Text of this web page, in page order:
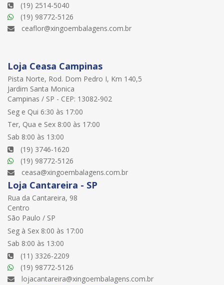
(19) 2514-5040
(19) 98772-5126
ceaflor@xingoembalagens.com.br
Loja Ceasa Campinas
Pista Norte, Rod. Dom Pedro I, Km 140,5
Jardim Santa Monica
Campinas / SP - CEP: 13082-902
Seg e Qui 6:30 às 17:00
Ter, Qua e Sex 8:00 às 17:00
Sab 8:00 às 13:00
(19) 3746-1620
(19) 98772-5126
ceasa@xingoembalagens.com.br
Loja Cantareira - SP
Rua da Cantareira, 98
Centro
São Paulo / SP
Seg à Sex 8:00 às 17:00
Sab 8:00 às 13:00
(11) 3326-2209
(19) 98772-5126
lojacantareira@xingoembalagens.com.br